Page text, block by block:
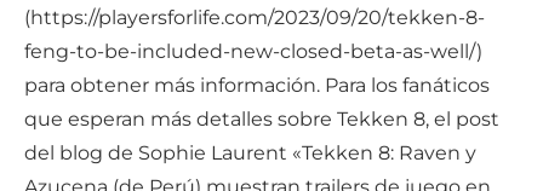
(https://playersforlife.com/2023/09/20/tekken-8-
feng-to-be-included-new-closed-beta-as-well/)
para obtener más información. Para los fanáticos
que esperan más detalles sobre Tekken 8, el post
del blog de Sophie Laurent «Tekken 8: Raven y
Azucena (de Perú) muestran trailers de juego en